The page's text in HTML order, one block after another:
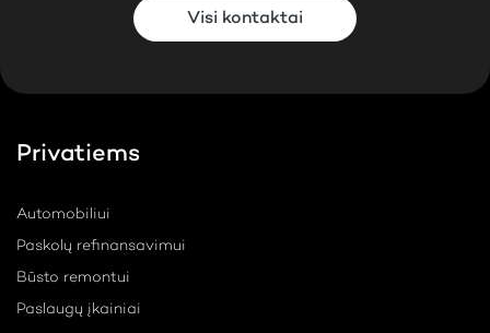
Visi kontaktai
Privatiems
Automobiliui
Paskolų refinansavimui
Būsto remontui
Paslaugų įkainiai